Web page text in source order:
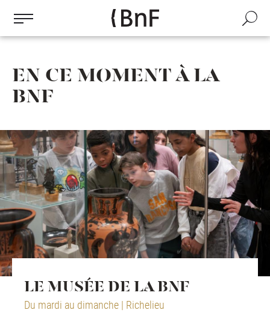
contenu
Recherche
EN CE MOMENT À LA
BNF
LE MUSÉE DE LA BNF
Du mardi au dimanche | Richelieu